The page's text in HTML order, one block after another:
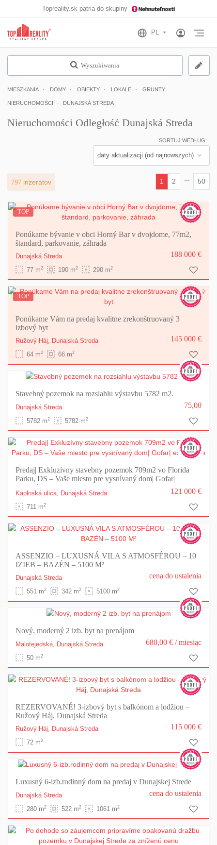
Topreality.sk patria do skupiny
Wyszukiwania
MIESZKANIA DOMY OBIEKTY LOKALE GRUNTY
NIERUCHOMOŚCI DUNAJSKÁ STREDA
Nieruchomości Odległość Dunajská Streda
SORTUJ WEDŁUG:
797 inzerátov
1
2 50
TOP
Ponúkame bývanie v obci Horný Bar v dvojdome, 77m2,
štandard, parkovanie, záhrada
Dunajská Streda
77 m2 190 m2 290 m2
188 000 €
TOP
Ponúkame Vám na predaj kvalitne zrekonštruovaný 3
izbový byt
Ružový Háj,
Dunajská Streda
64 m2 66 m2
145 000 €
Stavebný pozemok na rozsiahlu výstavbu 5782 m2.
Dunajská Streda
5782 m2 5782 m2
75,00
Predaj| Exkluzívny stavebny pozemok 709m2 vo Florida
Parku, DS – Vaše miesto pre vysnívaný dom| Gofar|
exkluzívne
Kaplnská ulica,
Dunajská Streda
711 m2
121 000 €
ASSENZIO – LUXUSNÁ VILA S ATMOSFÉROU – 10
IZIEB – BAZÉN – 5100 M²
Dunajská Streda
551 m2 342 m2 5100 m2
cena do ustalenia
Nový, moderný 2 izb. byt na prenájom
Malotejedská,
Dunajská Streda
50 m2
680,00 € / miesiąc
REZERVOVANÉ! 3-izbový byt s balkónom a lodžiou –
Ružový Háj, Dunajská Streda
Ružový Háj,
Dunajská Streda
72 m2
115 000 €
Luxusný 6-izb.rodinný dom na predaj v Dunajskej Strede
Dunajská Streda
280 m2 522 m2 1061 m2
cena do ustalenia